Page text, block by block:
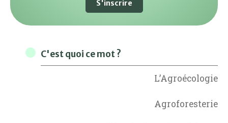
S'inscrire
C'est quoi ce mot ?
L’Agroécologie
Agroforesterie